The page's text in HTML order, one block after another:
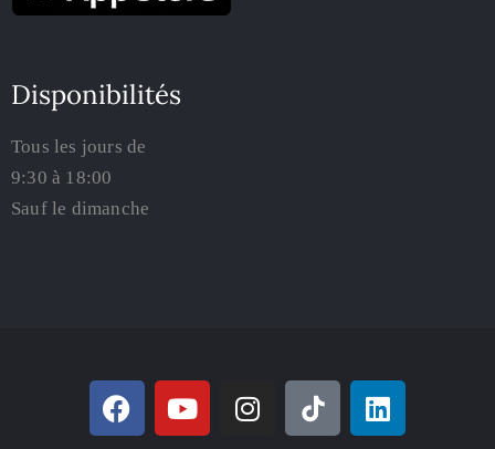
Disponibilités
Tous les jours de
9:30 à 18:00
Sauf le dimanche